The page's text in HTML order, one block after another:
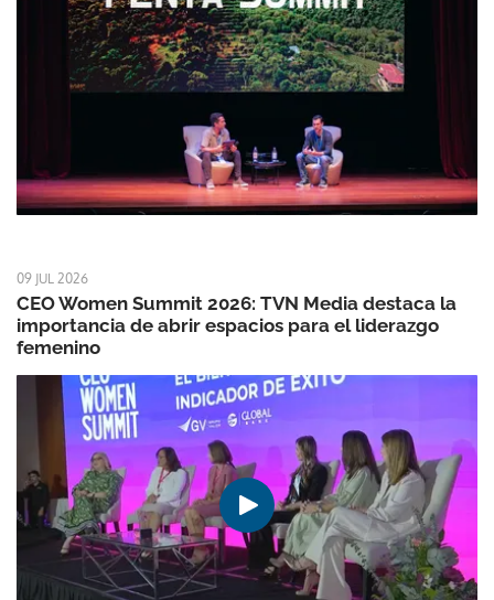
09 JUL 2026
CEO Women Summit 2026: TVN Media destaca la
importancia de abrir espacios para el liderazgo
femenino